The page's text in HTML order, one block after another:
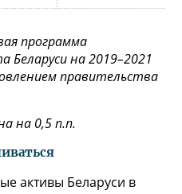
программа
Беларуси на 2019–2021
правительства
на 0,5 п.п.
активы Беларуси в